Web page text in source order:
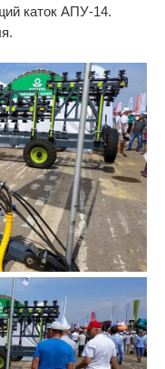
каток АПУ-14.